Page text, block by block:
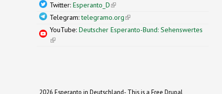
Twitter: Esperanto_D(link is external)
Telegram:telegramo.org(link is external)
YouTube: Deutscher Esperanto-Bund: Sehenswertes
(link is external)
2026 Esperanto in Deutschland- This is a Free Drupal